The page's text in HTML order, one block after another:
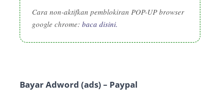
Cara non-aktifkan pemblokiran POP-UP browser
google chrome: baca disini.
Bayar Adword (ads) – Paypal